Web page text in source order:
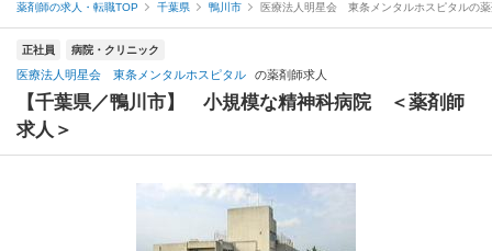
薬剤師の求人・転職TOP 千葉県 鴨川市 医療法人明星会 東条メンタルホスピタルの
正社員 病院・クリニック
医療法人明星会 東条メンタルホスピタル の薬剤師求人
【千葉県／鴨川市】 小規模な精神科病院 ＜薬剤師
求人＞